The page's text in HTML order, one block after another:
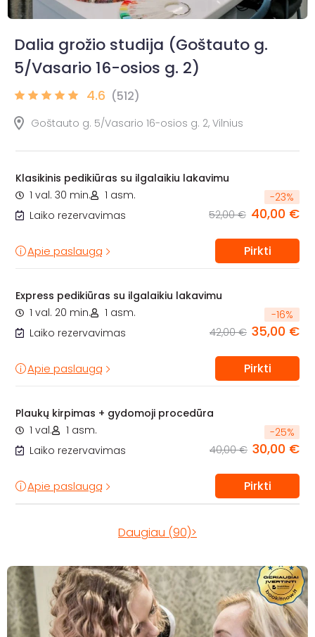
Dalia grožio studija (Goštauto g.
5/Vasario 16-osios g. 2)
4.6 (512)
Goštauto g. 5/Vasario 16-osios g. 2, Vilnius
Klasikinis pedikiūras su ilgalaikiu lakavimu
1 val. 30 min.
1 asm.
Laiko rezervavimas
-23%
52,00 € 40,00 €
Apie paslaugą Pirkti
Express pedikiūras su ilgalaikiu lakavimu
1 val. 20 min.
1 asm.
Laiko rezervavimas
-16%
42,00 € 35,00 €
Apie paslaugą Pirkti
Plaukų kirpimas + gydomoji procedūra
1 val.
1 asm.
Laiko rezervavimas
-25%
40,00 € 30,00 €
Apie paslaugą Pirkti
Daugiau (90)>